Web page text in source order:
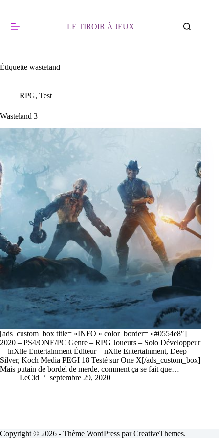
LE TIROIR À JEUX
Étiquette wasteland
RPG, Test
Wasteland 3
[ads_custom_box title= »INFO » color_border= »#0554e8″]
2020 – PS4/ONE/PC Genre – RPG Joueurs – Solo Développeur
– inXile Entertainment Éditeur – nXile Entertainment, Deep
Silver, Koch Media PEGI 18 Testé sur One X[/ads_custom_box]
Mais putain de bordel de merde, comment ça se fait que…
LeCid
septembre 29, 2020
Copyright © 2026 - Thème WordPress parCreativeThemes.